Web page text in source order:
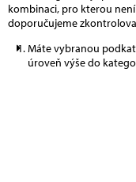
kombinaci, pro kterou
doporučujeme
Máte vybranou
úroveň výše do